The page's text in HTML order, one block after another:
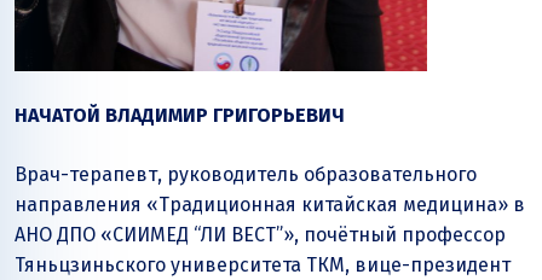
НАЧАТОЙ ВЛАДИМИР ГРИГОРЬЕВИЧ
Врач-терапевт, руководитель образовательного
направления «Традиционная китайская медицина» в
АНО ДПО «СИИМЕД “ЛИ ВЕСТ”», почётный профессор
Тяньцзиньского университета ТКМ, вице-президент